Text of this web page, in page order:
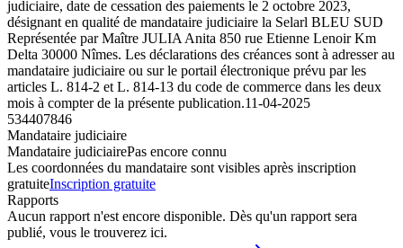
judiciaire, date de cessation des paiements le 2 octobre 2023,
désignant en qualité de mandataire judiciaire la Selarl BLEU SUD
Représentée par Maître JULIA Anita 850 rue Etienne Lenoir Km
Delta 30000 Nîmes. Les déclarations des créances sont à adresser au
mandataire judiciaire ou sur le portail électronique prévu par les
articles L. 814-2 et L. 814-13 du code de commerce dans les deux
mois à compter de la présente publication.11-04-2025
534407846
Mandataire judiciaire
Mandataire judiciairePas encore connu
Les coordonnées du mandataire sont visibles après inscription
gratuiteInscription gratuite
Rapports
Aucun rapport n'est encore disponible. Dès qu'un rapport sera
publié, vous le trouverez ici.